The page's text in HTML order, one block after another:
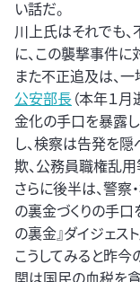
い話だ。
川上氏はそれでも
に、この襲撃事件
また不正追及は、
公安部長（本年１
金化の手口を暴露
し、検察は告発を
欺、公務員職権乱用
さらに後半は、警察
の裏金づくりの手口
の裏金』ダイジェスト
こうしてみると昨今